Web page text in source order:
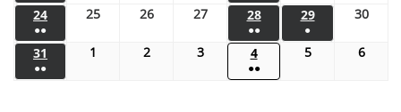
24
●●
25 26 27 28
●●
29
●
30
31
●●
1 2 3 4
●●
5 6